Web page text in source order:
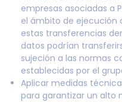
empresas asociadas a
el ámbito de ejecución
estas transferencias
datos podrían
sujeción a las normas
establecidas por el
Aplicar medidas
para garantizar un alto